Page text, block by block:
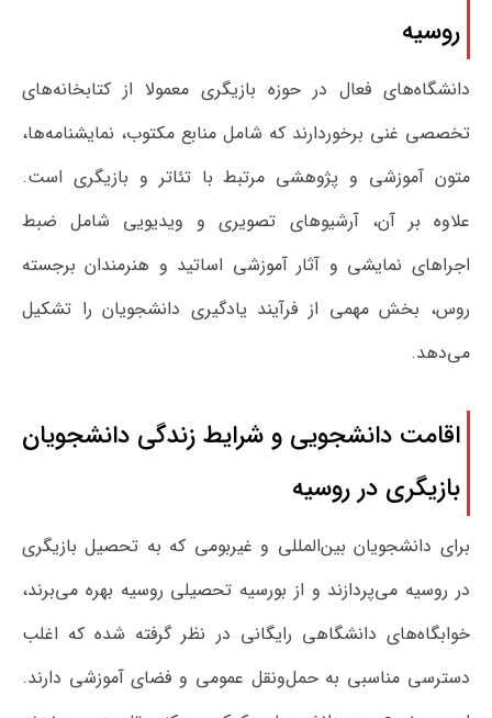
روسیه
دانشگاه‌های فعال در حوزه بازیگری معمولا از کتابخانه‌های
تخصصی غنی برخوردارند که شامل منابع مکتوب، نمایشنامه‌ها،
متون آموزشی و پژوهشی مرتبط با تئاتر و بازیگری است.
علاوه بر آن، آرشیوهای تصویری و ویدیویی شامل ضبط
اجراهای نمایشی و آثار آموزشی اساتید و هنرمندان برجسته
روس، بخش مهمی از فرآیند یادگیری دانشجویان را تشکیل
می‌دهد.
اقامت دانشجویی و شرایط زندگی دانشجویان
بازیگری در روسیه
برای دانشجویان بین‌المللی و غیربومی که به تحصیل بازیگری
در روسیه می‌پردازند و از بورسیه تحصیلی روسیه بهره می‌برند،
خوابگاه‌های دانشگاهی رایگانی در نظر گرفته شده که اغلب
دسترسی مناسبی به حمل‌ونقل عمومی و فضای آموزشی دارند.